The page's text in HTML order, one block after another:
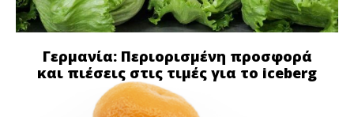
Γερμανία: Περιορισμένη προσφορά
και πιέσεις στις τιμές για το iceberg